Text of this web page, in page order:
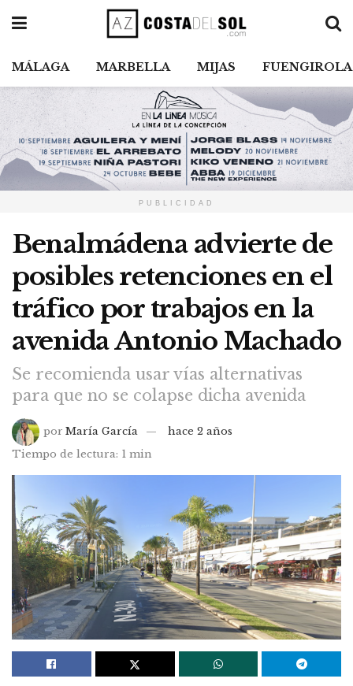
MÁLAGA MARBELLA MIJAS FUENGIROLA
PUBLICIDAD
Benalmádena advierte de
posibles retenciones en el
tráfico por trabajos en la
avenida Antonio Machado
Se recomienda usar vías alternativas
para que no se colapse dicha avenida
por María García
hace 2 años
Tiempo de lectura: 1 min